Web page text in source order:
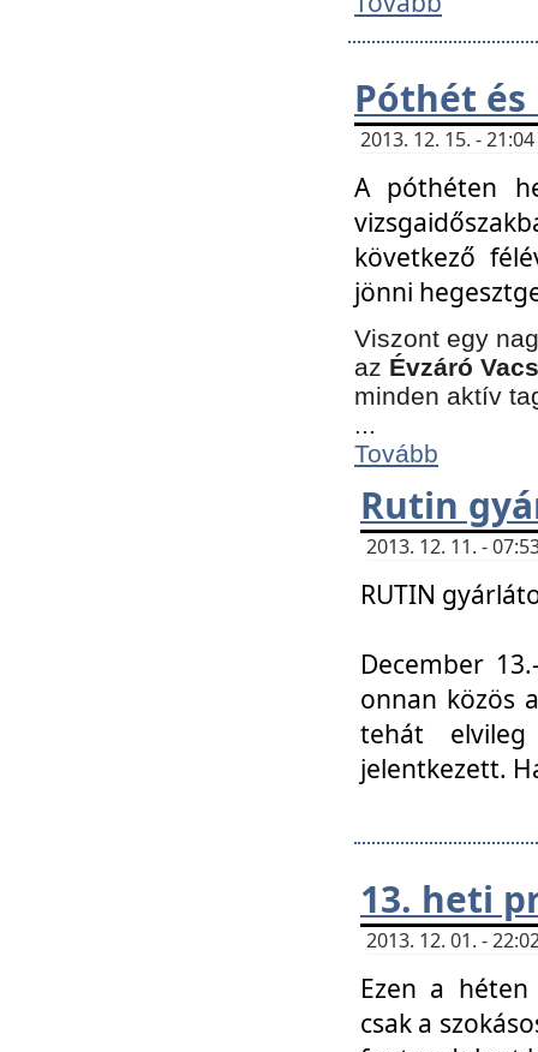
Póthét és
2013. 12. 15. -
A póthéten
következő
jönni
Viszont egy
az Évzáró
minden aktív
...
Tovább
Rutin
2013. 12. 11. -
RUTIN
December
onnan közös
tehát
jelentkezett.
13. heti
2013. 12. 01. -
Ezen a
csak a